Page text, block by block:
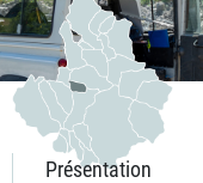
Présentation